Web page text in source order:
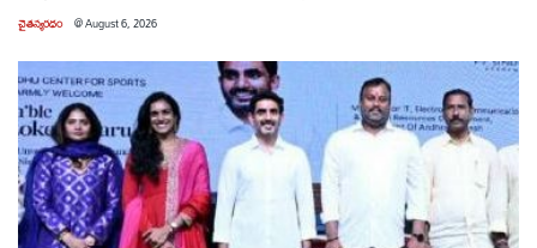
చైతన్యరధం @August 6, 2026